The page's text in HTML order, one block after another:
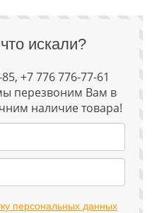
искали?
+7 776 776-77-61
перезвоним Вам в
наличие товара!
персональных данных